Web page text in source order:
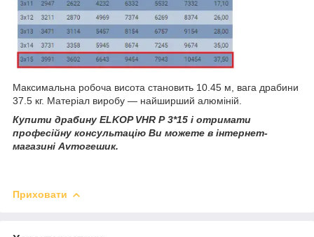
Максимальна робоча висота становить 10.45 м, вага драбини
37.5 кг. Матеріал виробу — найширший алюміній.
Купити драбину ELKOP VHR Р 3*15 і отримати
професійну консультацію Ви можете в інтернет-
магазині Avтогешик.
Приховати